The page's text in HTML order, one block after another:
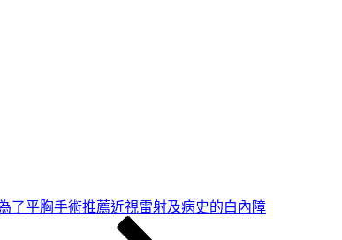
了平胸手術推薦近視雷射及病史的白內障